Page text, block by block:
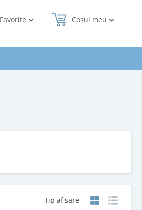
Cosul meu
Favorite
Tip afisare